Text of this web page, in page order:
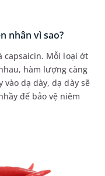
nhân vì sao?
capsaicin. Mỗi loại ớt
hàm lượng càng
vào dạ dày, dạ dày sẽ
để bảo vệ niêm